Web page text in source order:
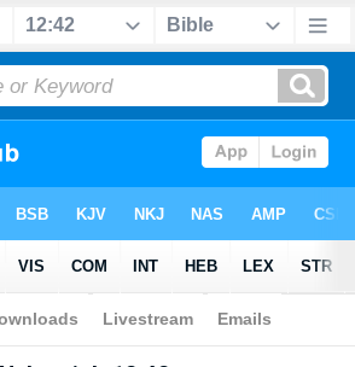
Bible > Hebrew> Nehemiah 12:42